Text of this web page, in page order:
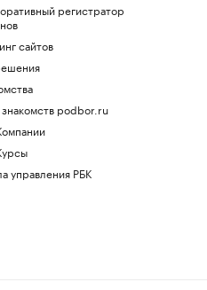
регистратор
сайтов
podbor.ru
управления РБК